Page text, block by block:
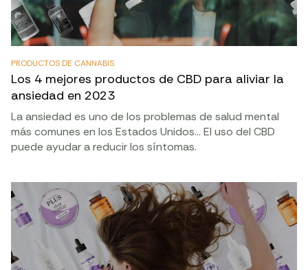
PRODUCTOS DE CANNABIS
Los 4 mejores productos de CBD para aliviar la
ansiedad en 2023
La ansiedad es uno de los problemas de salud mental
más comunes en los Estados Unidos… El uso del CBD
puede ayudar a reducir los síntomas.